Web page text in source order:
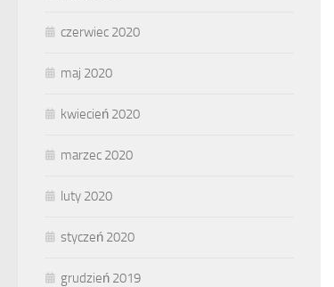
czerwiec 2020
maj 2020
kwiecień 2020
marzec 2020
luty 2020
styczeń 2020
grudzień 2019